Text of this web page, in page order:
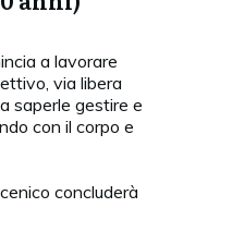
a lavorare
via libera
saperle gestire e
con il corpo e
concluderà